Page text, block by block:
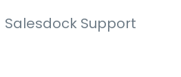
Salesdock Support